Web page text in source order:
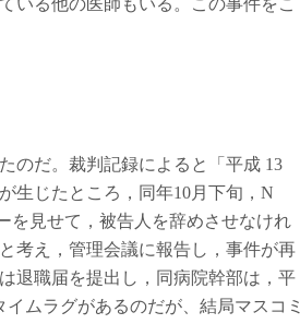
いる他の医師もいる。この事件をこ
のだ。裁判記録によると「平成 13
生じたところ，同年10月下旬，N
を見せて，被告人を辞めさせなけれ
考え，管理会議に報告し，事件が再
退職届を提出し，同病院幹部は，平
ムラグがあるのだが、結局マスコミ